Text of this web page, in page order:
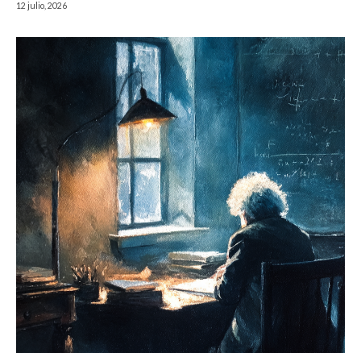
12 julio, 2026